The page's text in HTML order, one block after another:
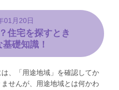
01月20日
住宅を探すとき
礎知識！
、「用途地域」を確認してか
せんが、用途地域とは何かわ